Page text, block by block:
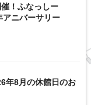
！ふなっしー
ニバーサリー
年8月の休館日のお